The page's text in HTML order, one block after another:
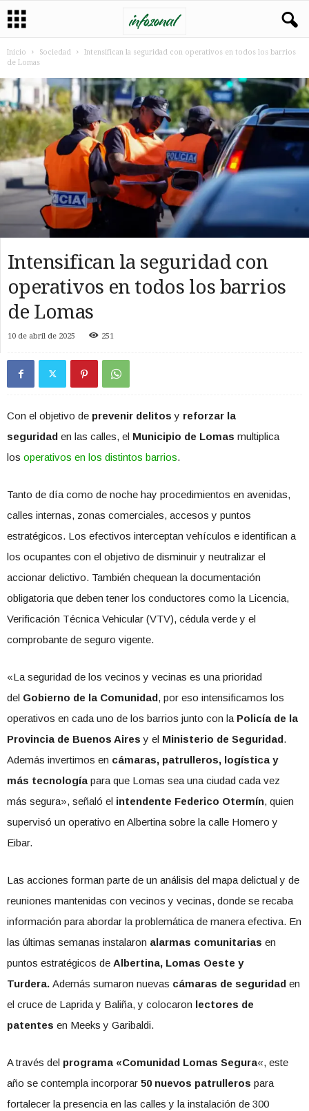
Inicio Sociedad
Intensifican la seguridad con operativos en todos los barrios
de Lomas
Intensifican la seguridad con
operativos en todos los barrios
de Lomas
10 de abril de 2025 251
Con el objetivo de prevenir delitos y reforzar la
seguridad en las calles, el Municipio de Lomas multiplica
los operativos en los distintos barrios.
Tanto de día como de noche hay procedimientos en avenidas,
calles internas, zonas comerciales, accesos y puntos
estratégicos. Los efectivos interceptan vehículos e identifican a
los ocupantes con el objetivo de disminuir y neutralizar el
accionar delictivo. También chequean la documentación
obligatoria que deben tener los conductores como la Licencia,
Verificación Técnica Vehicular (VTV), cédula verde y el
comprobante de seguro vigente.
«La seguridad de los vecinos y vecinas es una prioridad
del Gobierno de la Comunidad, por eso intensificamos los
operativos en cada uno de los barrios junto con la Policía de la
Provincia de Buenos Aires y el Ministerio de Seguridad.
Además invertimos en cámaras, patrulleros, logística y
más tecnología para que Lomas sea una ciudad cada vez
más segura», señaló el intendente Federico Otermín, quien
supervisó un operativo en Albertina sobre la calle Homero y
Eibar.
Las acciones forman parte de un análisis del mapa delictual y de
reuniones mantenidas con vecinos y vecinas, donde se recaba
información para abordar la problemática de manera efectiva. En
las últimas semanas instalaron alarmas comunitarias en
puntos estratégicos de Albertina, Lomas Oeste y
Turdera. Además sumaron nuevas cámaras de seguridad en
el cruce de Laprida y Baliña, y colocaron lectores de
patentes en Meeks y Garibaldi.
A través del programa «Comunidad Lomas Segura«, este
año se contempla incorporar 50 nuevos patrulleros para
fortalecer la presencia en las calles y la instalación de 300